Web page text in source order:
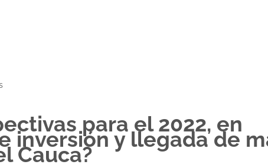
para el 2022, en
inversión y llegada de
Cauca?